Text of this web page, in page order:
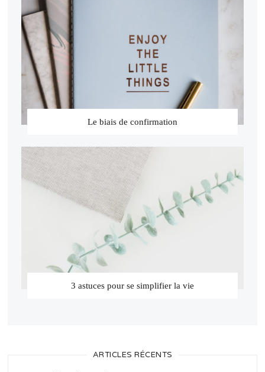
Le biais de confirmation
3 astuces pour se simplifier la vie
ARTICLES RÉCENTS